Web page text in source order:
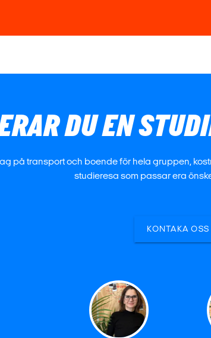
DU EN
på transport och boende för hela gruppen,
studieresa som passar era
KONTAKA OSS